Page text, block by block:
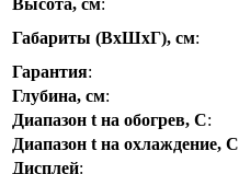
Габариты (ВхШхГ), см:
Гарантия:
Глубина, см:
Диапазон t на обогрев, С:
Диапазон t на охлаждение, С
Дисплей: